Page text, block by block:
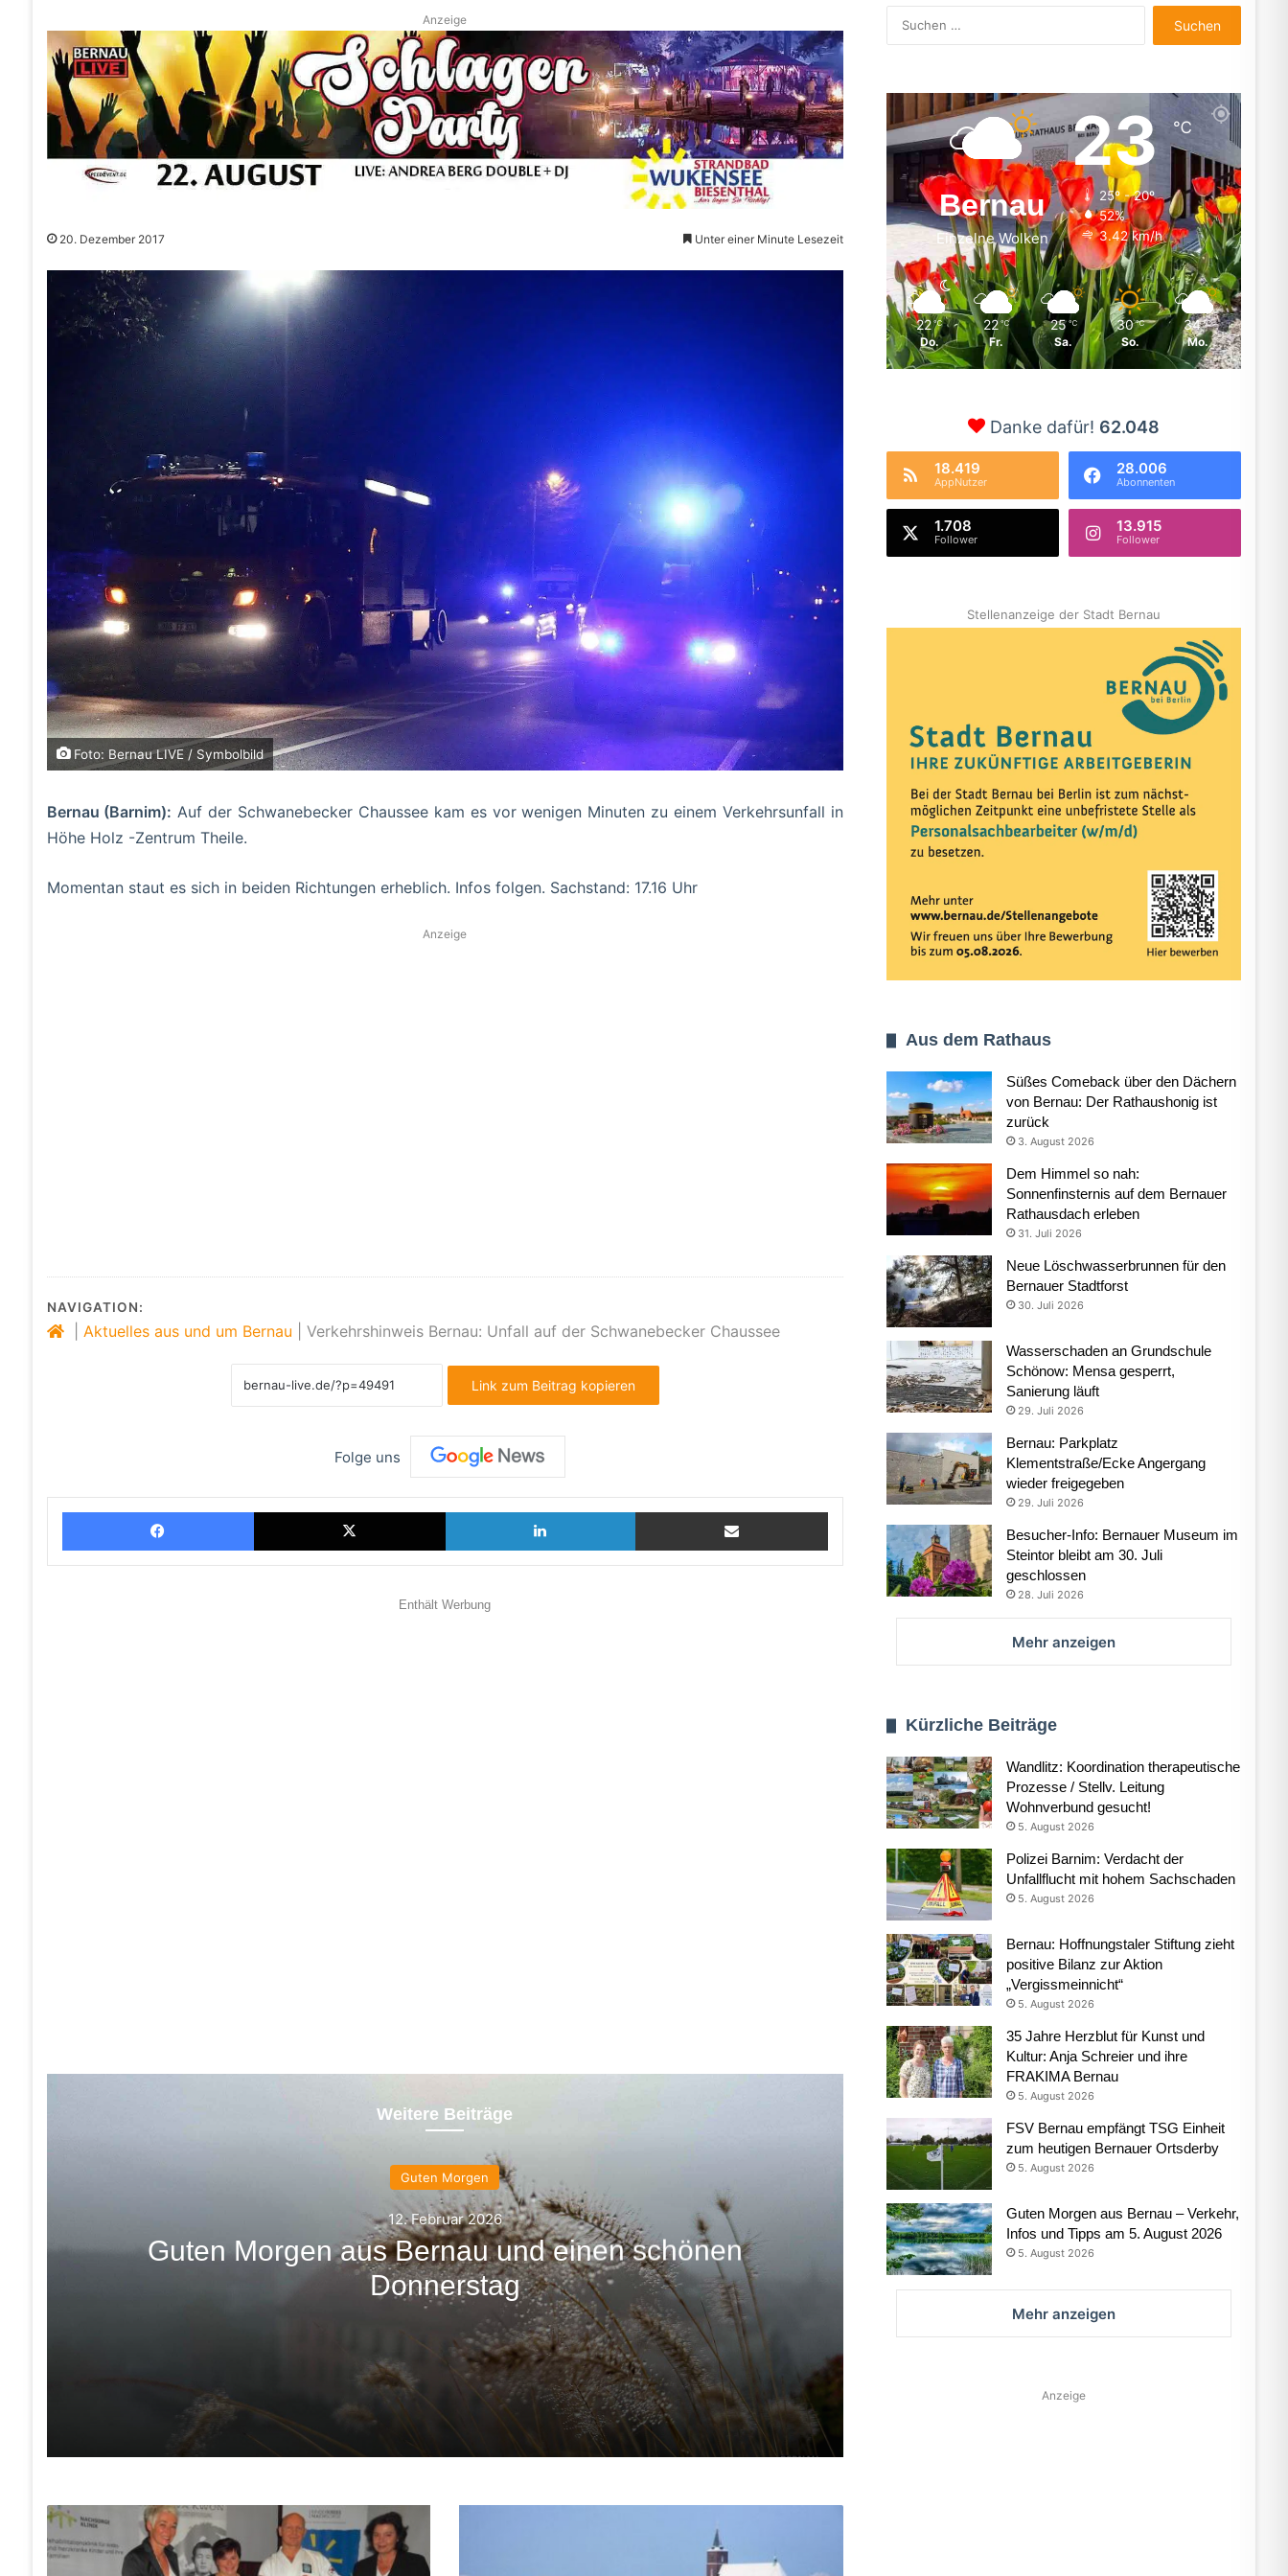
Anzeige
20. Dezember 2017 Unter einer Minute Lesezeit
Foto: Bernau LIVE / Symbolbild
Bernau (Barnim): Auf der Schwanebecker Chaussee kam es vor wenigen Minuten zu einem Verkehrsunfall in
Höhe Holz -Zentrum Theile.
Momentan staut es sich in beiden Richtungen erheblich. Infos folgen. Sachstand: 17.16 Uhr
Anzeige
NAVIGATION:
Aktuelles aus und um Bernau Verkehrshinweis Bernau: Unfall auf der Schwanebecker Chaussee
Link zum Beitrag kopieren
Folge uns
Facebook X LinkedIn Teilen via E-Mail
Enthält Werbung
Weitere Beiträge
Guten Morgen
12. Februar 2026
Guten Morgen aus Bernau und einen schönen
Donnerstag
12. Februar 2026
Guten Morgen aus Bernau und einen schönen Donnerstag
Fraktionen fordern Neuausrichtung des Winterdienstes in Bernau
nach:
Bernau
Einzelne Wolken
23℃
25º - 20º
52%
3.42 km/h
22 ℃
Do.
22 ℃
Fr.
25 ℃
Sa.
30 ℃
So.
34 ℃
Mo.
Danke dafür! 62.048
18.419
AppNutzer
28.006
Abonnenten
1.708
Follower
13.915
Follower
Stellenanzeige der Stadt Bernau
Aus dem Rathaus
Süßes Comeback über den Dächern
von Bernau: Der Rathaushonig ist
zurück
3. August 2026
Dem Himmel so nah:
Sonnenfinsternis auf dem Bernauer
Rathausdach erleben
31. Juli 2026
Neue Löschwasserbrunnen für den
Bernauer Stadtforst
30. Juli 2026
Wasserschaden an Grundschule
Schönow: Mensa gesperrt,
Sanierung läuft
29. Juli 2026
Bernau: Parkplatz
Klementstraße/Ecke Angergang
wieder freigegeben
29. Juli 2026
Besucher-Info: Bernauer Museum im
Steintor bleibt am 30. Juli
geschlossen
28. Juli 2026
Mehr anzeigen
Kürzliche Beiträge
Wandlitz: Koordination therapeutische
Prozesse / Stellv. Leitung
Wohnverbund gesucht!
5. August 2026
Polizei Barnim: Verdacht der
Unfallflucht mit hohem Sachschaden
5. August 2026
Bernau: Hoffnungstaler Stiftung zieht
positive Bilanz zur Aktion
„Vergissmeinnicht“
5. August 2026
35 Jahre Herzblut für Kunst und
Kultur: Anja Schreier und ihre
FRAKIMA Bernau
5. August 2026
FSV Bernau empfängt TSG Einheit
zum heutigen Bernauer Ortsderby
5. August 2026
Guten Morgen aus Bernau – Verkehr,
Infos und Tipps am 5. August 2026
5. August 2026
Mehr anzeigen
Anzeige